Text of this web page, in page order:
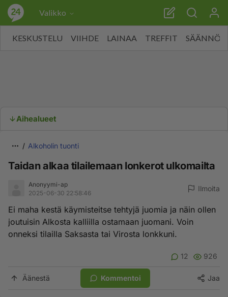
Valikko
KESKUSTELU VIIHDE LAINAA TREFFIT SÄÄNNÖT
Aihealueet
Alkoholin tuonti
Taidan alkaa tilailemaan lonkerot ulkomailta
Anonyymi-ap
2025-06-30 22:58:46
Ilmoita
Ei maha kestä käymisteitse tehtyjä juomia ja näin ollen
joutuisin Alkosta kalliilla ostamaan juomani. Voin
onneksi tilailla Saksasta tai Virosta lonkkuni.
12 926
Äänestä Kommentoi Jaa